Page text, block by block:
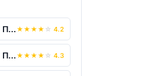
Приложение "Азбука Про" (для Windows)★ ★ ★ ★ ☆ 4.2
Приложение "Азбука Про" (для Android)★ ★ ★ ★ ☆ 4.3